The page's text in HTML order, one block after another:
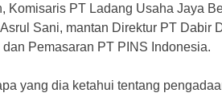
Komisaris PT Ladang Usaha Jaya
Sani, mantan Direktur PT Dabir
Pemasaran PT PINS Indonesia.
yang dia ketahui tentang